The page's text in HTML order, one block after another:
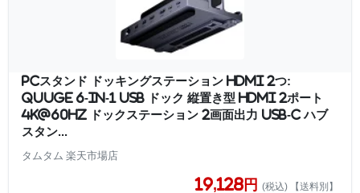
PCスタンド ドッキングステーション HDMI 2つ:
QUUGE 6-in-1 USB ドック 縦置き型 HDMI 2ポート
4K@60Hz ドックステーション 2画面出力 USB-C ハブ
スタン...
タムタム 楽天市場店
19,128円 (税込) 【送料別】